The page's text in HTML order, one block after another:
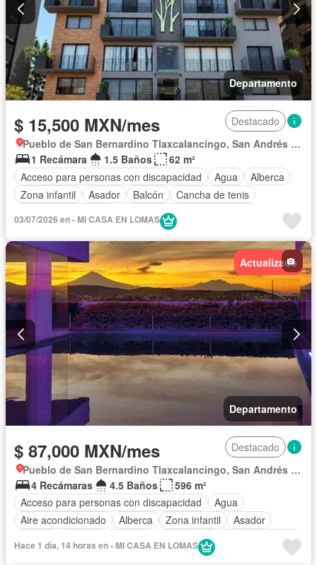
Departamento
$ 15,500 MXN/mes
Destacado
Pueblo de San Bernardino Tlaxcalancingo, San Andrés Cholula
1 Recámara
1.5 Baños
62 m²
Acceso para personas con discapacidad
Agua
Alberca
Zona infantil
Asador Balcón
Cancha de tenis
Circuito cerrado de televisión
Cocina integral
Electricidad
Elevador Estacionamiento
Gas natural
Gimnasio
Internet Jacuzzi
Jardín
Recámara con closet
Sala polivalente
Sauna
Seguridad
Televisión por cable
Terraza
Vista panorámica
Wifi Zonas verdes
Solo familias
Sin amueblar
03/07/2026 en - MI CASA EN LOMAS
Actualizado
Departamento
$ 87,000 MXN/mes
Destacado
Pueblo de San Bernardino Tlaxcalancingo, San Andrés Cholula
4 Recámaras
4.5 Baños
596 m²
Acceso para personas con discapacidad
Agua
Aire acondicionado
Alberca Zona infantil
Asador
Calefacción
Cancha de tenis
Circuito cerrado de televisión
Hace 1 día, 14 horas en - MI CASA EN LOMAS